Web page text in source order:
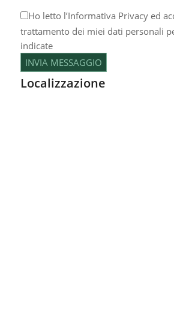
Ho letto l’Informativa Privacyed
trattamento dei miei dati personali
indicate
Localizzazione